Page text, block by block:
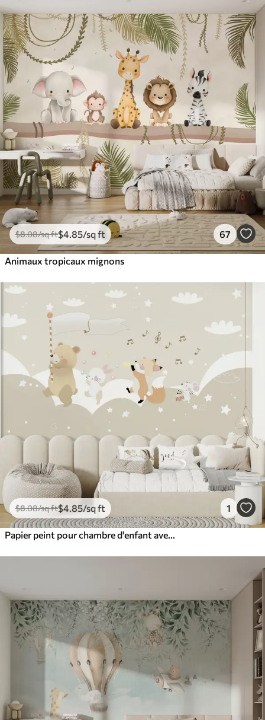
$8.08/sq ft$4 .85/sq ft 67
Animaux tropicaux mignons
$8.08/sq ft$4.85/sq ft 1
Papier peint pour chambre d'enfant avec des animaux mignons dans des couleurs roses